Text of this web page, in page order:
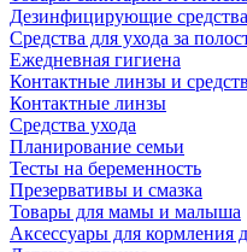
Дезинфицирующие средства
Средства для ухода за
Ежедневная гигиена
Контактные линзы и
Контактные линзы
Средства ухода
Планирование семьи
Тесты на беременность
Презервативы и смазка
Товары для мамы и малыша
Аксессуары для кормления